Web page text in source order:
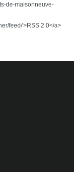
de-maisonneuve-
feed/'>RSS 2.0</a>